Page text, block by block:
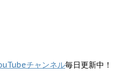
チャンネル毎日更新中！